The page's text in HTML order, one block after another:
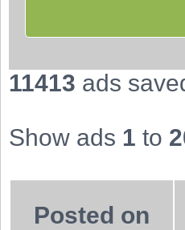
11413 ads
Show ads 1 to
Posted on